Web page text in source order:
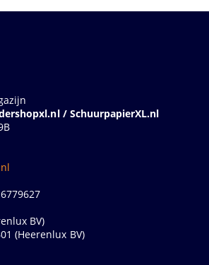
/ SchuurpapierXL.nl
BV)
(Heerenlux BV)